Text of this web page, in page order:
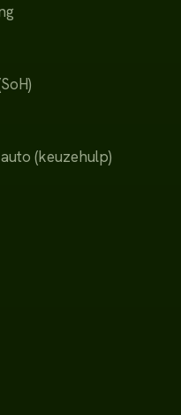
(keuzehulp)